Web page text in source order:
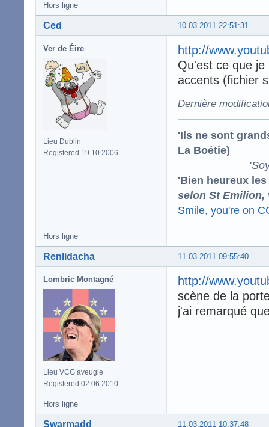
Hors ligne
10.03.2011 22:51:31
Ced
Ver de Éire
Lieu Dublin
Registered 19.10.2006
http://
Qu'est ce que
accents (fichier
Dernière
'Ils ne sont
La Boétie)
'
'Bien heureux
selon St Emilion,
Smile, you're on
Hors ligne
11.03.2011 09:55:40
Renlidacha
Lombric Montagné
Lieu VCG aveugle
Registered 02.06.2010
http://
scène de la
j'ai remarqué
Hors ligne
11.03.2011 10:37:48
Swarmadd